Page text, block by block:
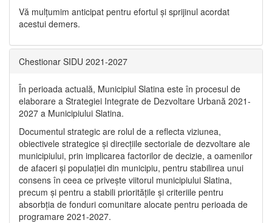
Vă mulţumim anticipat pentru efortul şi sprijinul acordat
acestui demers.
Chestionar SIDU 2021-2027
În perioada actuală, Municipiul Slatina este în procesul de
elaborare a Strategiei Integrate de Dezvoltare Urbană 2021‐
2027 a Municipiului Slatina.
Documentul strategic are rolul de a reflecta viziunea,
obiectivele strategice și direcțiile sectoriale de dezvoltare ale
municipiului, prin implicarea factorilor de decizie, a oamenilor
de afaceri și populației din municipiu, pentru stabilirea unui
consens în ceea ce privește viitorul municipiului Slatina,
precum și pentru a stabili prioritățile și criteriile pentru
absorbția de fonduri comunitare alocate pentru perioada de
programare 2021-2027.